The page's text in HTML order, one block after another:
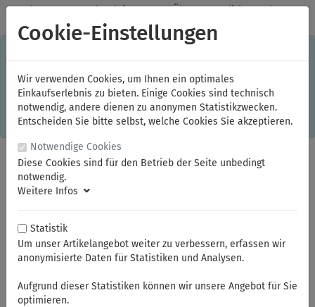
✓Jeden Monat starke Aktionen ✓Über 20 Qualitätsmarken ✓
Kostenlose Lieferung im Inland ab 150,00 Euro Bruttowarenwert
Einkaufserlebnis. Dabei werden beispielsweise die Session-
Informationen oder die Spracheinstellung auf Ihrem Rechner
gespeichert. Ohne Cookies ist der Funktionsumfang des
Online-Shops eingeschränkt. Sind Sie damit nicht
einverstanden, klicken Sie bitte hier.
auslösende Drehmomentschlüssel und Einsteckwerkzeuge
Cookie-Einstellungen
Wir verwenden Cookies, um Ihnen ein optimales
Einkaufserlebnis zu bieten. Einige Cookies sind technisch
notwendig, andere dienen zu anonymen Statistikzwecken.
Entscheiden Sie bitte selbst, welche Cookies Sie akzeptieren.
Notwendige Cookies
Diese Cookies sind für den Betrieb der Seite unbedingt
notwendig.
Weitere Infos
Statistik
Um unser Artikelangebot weiter zu verbessern, erfassen wir
anonymisierte Daten für Statistiken und Analysen.
Aufgrund dieser Statistiken können wir unsere Angebot für Sie
optimieren.